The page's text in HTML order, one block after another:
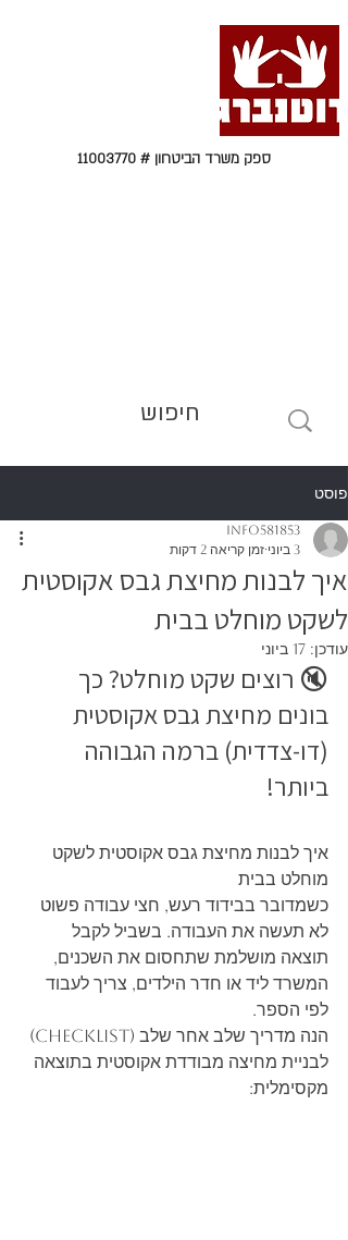
ספק משרד הביטחון # 11003770
פוסט
איך לבנות מחיצת גבס אקוסטית
לשקט מוחלט בבית
info581853
3 ביוני
זמן קריאה 2 דקות
עודכן: 17 ביוני
🔇 רוצים שקט מוחלט? כך
בונים מחיצת גבס אקוסטית
(דו-צדדית) ברמה הגבוהה
ביותר!
איך לבנות מחיצת גבס אקוסטית לשקט
מוחלט בבית
כשמדובר בבידוד רעש, חצי עבודה פשוט
לא תעשה את העבודה. בשביל לקבל
תוצאה מושלמת שתחסום את השכנים,
המשרד ליד או חדר הילדים, צריך לעבוד
לפי הספר.
הנה מדריך שלב אחר שלב (Checklist)
לבניית מחיצה מבודדת אקוסטית בתוצאה
מקסימלית: